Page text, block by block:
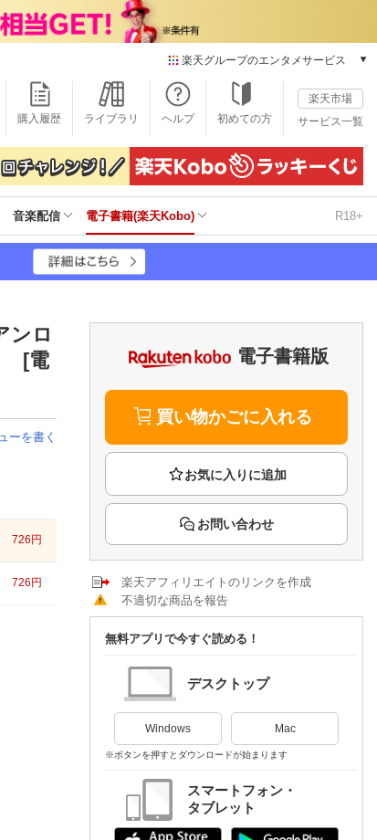
楽天グループのエンタメサービス
本/ゲーム/CD/DVD
楽天ブックス
電子書籍
楽天Kobo
雑誌読み放題
楽天ミュージック
楽天TV
Rakuten PLAY
無料テレビ
Rチャンネル
チケット
楽天チケット
推し楽
購入履歴 ライブラリ ヘルプ 初めての方
楽天市場
サービス一覧
音楽配信 電子書籍(楽天Kobo) R18+
ンロ
[電
ーを書く
726 円
726 円
電子書籍版
買い物かごに入れる
お問い合わせ
楽天アフィリエイトのリンクを作成
不適切な商品を報告
無料アプリで今すぐ読める！
デスクトップ
Windows Mac
※ボタンを押すとダウンロードが始まります
スマートフォン・
タブレット